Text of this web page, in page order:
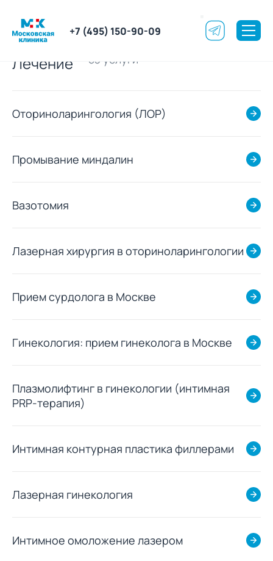
+7 (495) 150-90-09
Лечение 53 услуги
Оториноларингология (ЛОР)
Промывание миндалин
Вазотомия
Лазерная хирургия в оториноларингологии
Прием сурдолога в Москве
Гинекология: прием гинеколога в Москве
Плазмолифтинг в гинекологии (интимная
PRP-терапия)
Интимная контурная пластика филлерами
Лазерная гинекология
Интимное омоложение лазером